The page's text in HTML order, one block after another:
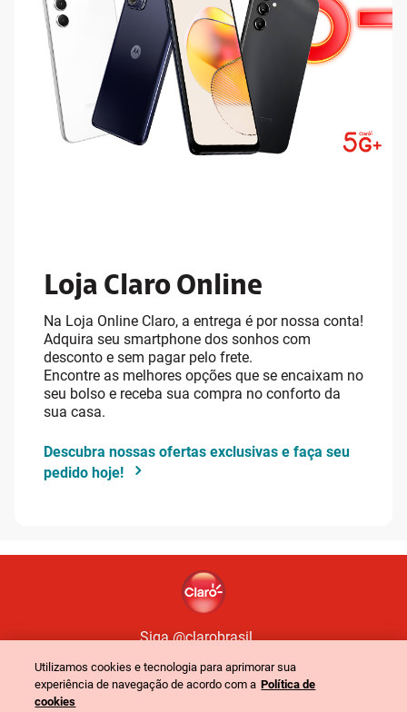
Loja Claro Online
Na Loja Online Claro, a entrega é por nossa conta!
Adquira seu smartphone dos sonhos com
desconto e sem pagar pelo frete.
Encontre as melhores opções que se encaixam no
seu bolso e receba sua compra no conforto da
sua casa.
Descubra nossas ofertas exclusivas e faça seu
pedido hoje!
Siga @clarobrasil
Utilizamos cookies e tecnologia para aprimorar sua
experiência de navegação de acordo com a Política de
cookies